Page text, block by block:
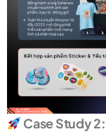
Case Study